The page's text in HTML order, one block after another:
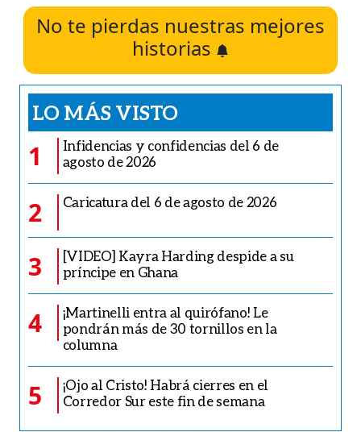
No te pierdas nuestras mejores
historias
LO MÁS VISTO
1
Infidencias y confidencias del 6 de
agosto de 2026
2 Caricatura del 6 de agosto de 2026
3
[VIDEO] Kayra Harding despide a su
príncipe en Ghana
4
¡Martinelli entra al quirófano! Le
pondrán más de 30 tornillos en la
columna
5
¡Ojo al Cristo! Habrá cierres en el
Corredor Sur este fin de semana